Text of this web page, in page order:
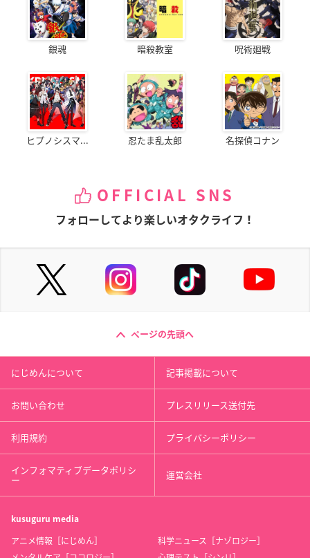
銀魂 暗殺教室 呪術廻戦
ヒプノシスマ... 忍たま乱太郎 名探偵コナン
OFFICIAL SNS
フォローしてより楽しいオタクライフ！
ページの先頭へ
にじめんについて 記事掲載について
お問い合わせ プレスリリース送付先
利用規約 プライバシーポリシー
インフォマティブデータポリシ
ー 運営会社
kusuguru media
アニメ情報［にじめん］
科学ニュース［ナゾロジー］